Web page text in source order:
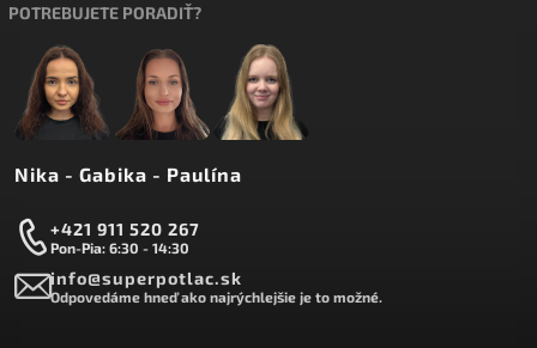
POTREBUJETE PORADIŤ?
Nika - Gabika - Paulína
+421 911 520 267
Pon-Pia: 6:30 - 14:30
info@superpotlac.sk
Odpovedáme hneď ako najrýchlejšie je to možné.